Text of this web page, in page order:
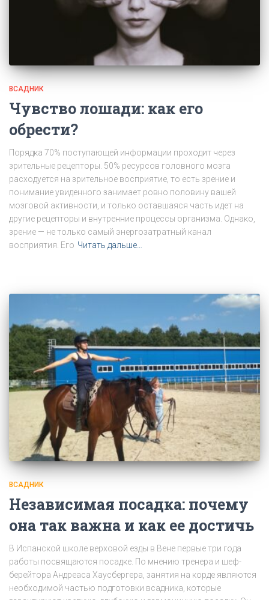
ВСАДНИК
Чувство лошади: как его
обрести?
Порядка 70% поступающей информации проходит через
зрительные рецепторы. 50% ресурсов головного мозга
расходуется на зрительное восприятие, то есть зрение и
понимание увиденного занимает ровно половину вашей
мозговой активности, и только оставшаяся часть идет на
другие рецепторы и внутренние процессы организма. Однако,
зрение — не только самый энергозатратный канал
восприятия. Его Читать дальше…
ВСАДНИК
Независимая посадка: почему
она так важна и как ее достичь
В Испанской школе верховой езды в Вене первые три года
работы посвящаются посадке. По мнению тренера и шеф-
берейтора Андреаса Хаусбергера, занятия на корде являются
необходимой частью подготовки всадника, которые